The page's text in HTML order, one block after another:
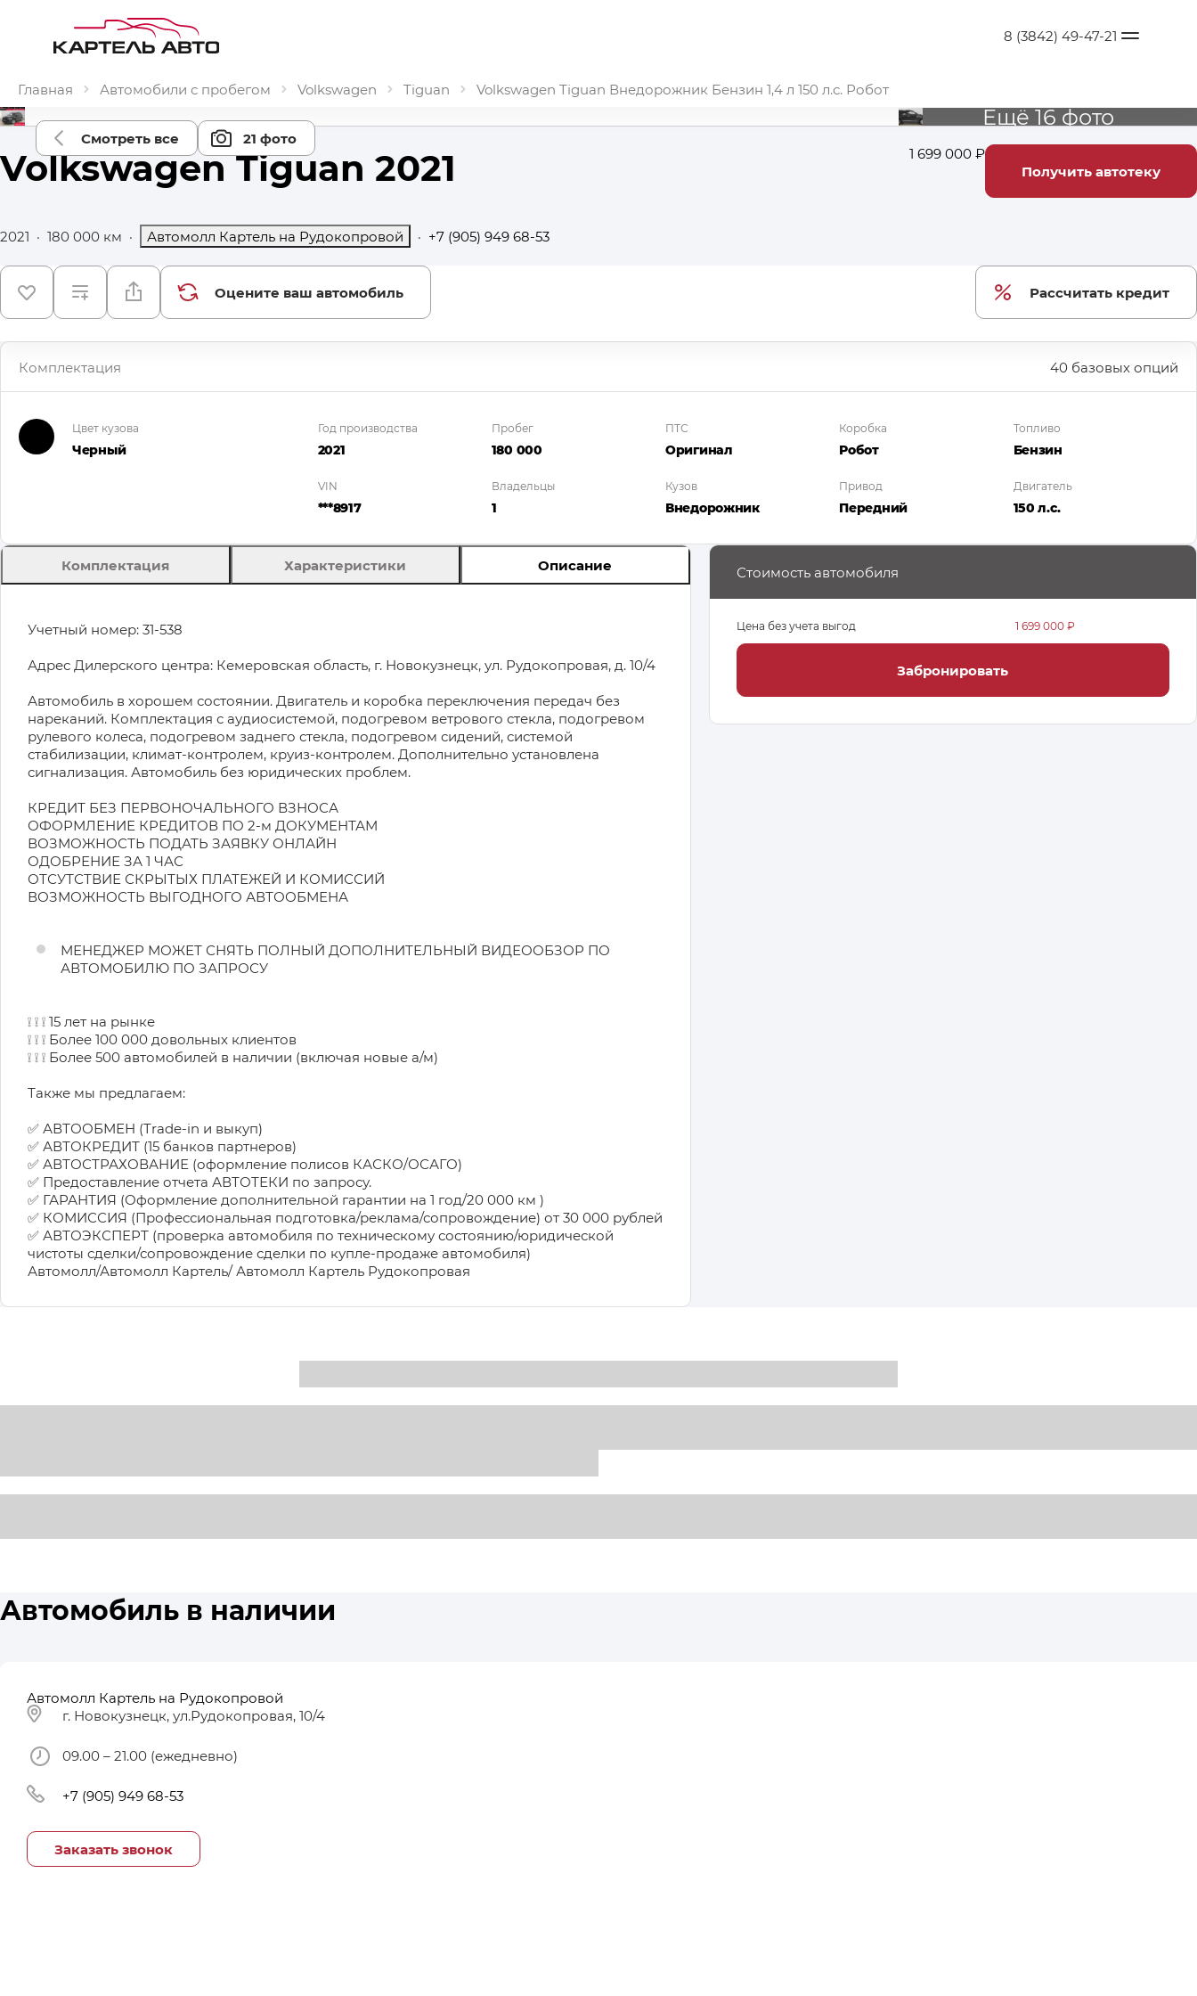
8 (3842) 49-47-21
Главная Автомобили с пробегом Volkswagen Tiguan Volkswagen Tiguan Внедорожник Бензин 1,4 л 150 л.с. Робот
Смотреть все 21 фото
Ещё 16 фото
Volkswagen Tiguan 2021 1 699 000 ₽
2021 · 180 000 км · Автомолл Картель на Рудокопровой · +7 (905) 949 68-53
Получить автотеку
Оцените ваш автомобиль Рассчитать кредит
Комплектация 40 базовых опций
Цвет кузова
Черный
Год производства
2021
Пробег
180 000
ПТС
Оригинал
Коробка
Робот
Топливо
Бензин
VIN
***8917
Владельцы
1
Кузов
Внедорож­ник
Привод
Передний
Двигатель
150 л.с.
Комплектация Характеристики Описание
Учетный номер: 31-538
Адрес Дилерского центра: Кемеровская область, г. Новокузнецк, ул. Рудокопровая, д. 10/4
Автомобиль в хорошем состоянии. Двигатель и коробка переключения передач без
нареканий. Комплектация с аудиосистемой, подогревом ветрового стекла, подогревом
рулевого колеса, подогревом заднего стекла, подогревом сидений, системой
стабилизации, климат-контролем, круиз-контролем. Дополнительно установлена
сигнализация. Автомобиль без юридических проблем.
КРЕДИТ БЕЗ ПЕРВОНОЧАЛЬНОГО ВЗНОСА
ОФОРМЛЕНИЕ КРЕДИТОВ ПО 2-м ДОКУМЕНТАМ
ВОЗМОЖНОСТЬ ПОДАТЬ ЗАЯВКУ ОНЛАЙН
ОДОБРЕНИЕ ЗА 1 ЧАС
ОТСУТСТВИЕ СКРЫТЫХ ПЛАТЕЖЕЙ И КОМИССИЙ
ВОЗМОЖНОСТЬ ВЫГОДНОГО АВТООБМЕНА
МЕНЕДЖЕР МОЖЕТ СНЯТЬ ПОЛНЫЙ ДОПОЛНИТЕЛЬНЫЙ ВИДЕООБЗОР ПО
АВТОМОБИЛЮ ПО ЗАПРОСУ
❕ ❕ ❕ 15 лет на рынке
❕ ❕ ❕ Более 100 000 довольных клиентов
❕ ❕ ❕ Более 500 автомобилей в наличии (включая новые а/м)
Также мы предлагаем:
✅ АВТООБМЕН (Trade-in и выкуп)
✅ АВТОКРЕДИТ (15 банков партнеров)
✅ АВТОСТРАХОВАНИЕ (оформление полисов КАСКО/ОСАГО)
✅ Предоставление отчета АВТОТЕКИ по запросу.
✅ ГАРАНТИЯ (Оформление дополнительной гарантии на 1 год/20 000 км )
✅ КОМИССИЯ (Профессиональная подготовка/реклама/сопровождение) от 30 000 рублей
✅ АВТОЭКСПЕРТ (проверка автомобиля по техническому состоянию/юридической
чистоты сделки/сопровождение сделки по купле-продаже автомобиля)
Автомолл/Автомолл Картель/ Автомолл Картель Рудокопровая
Стоимость автомобиля
Цена без учета выгод 1 699 000 ₽
Забронировать
Автомобиль в наличии
Автомолл Картель на Рудокопровой
г. Новокузнецк, ул.Рудокопровая, 10/4
09.00 – 21.00 (ежедневно)
+7 (905) 949 68-53
Заказать звонок